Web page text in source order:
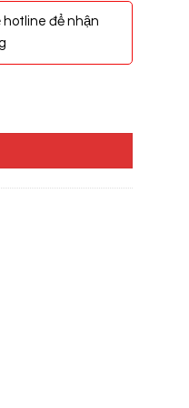
hotline để nhận